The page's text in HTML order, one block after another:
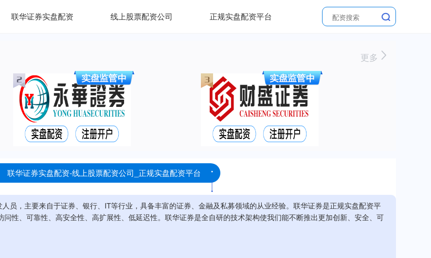
联华证券实盘配资 线上股票配资公司 正规实盘配资平台
更多
联华证券实盘配资-线上股票配资公司_正规实盘配资平台
员，主要来自于证券、银行、IT等行业，具备丰富的证券、金融及私募领域的从业经验。联华证券是正规实盘配资平
性、可靠性、高安全性、高扩展性、低延迟性。联华证券是全自研的技术架构使我们能不断推出更加创新、安全、可